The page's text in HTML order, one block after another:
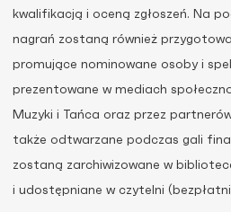
kwalifikacją i oceną zgłoszeń. Na
nagrań zostaną również
promujące nominowane osoby i
prezentowane w mediach
Muzyki i Tańca oraz przez
także odtwarzane podczas gali
zostaną zarchiwizowane w
i udostępniane w czytelni